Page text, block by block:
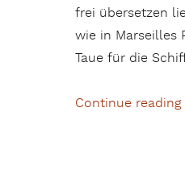
frei übersetzen
wie in Marseilles
Taue für die
Continue reading